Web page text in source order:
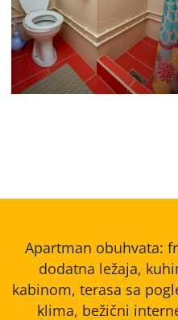
Apartman obuhvata:
dodatna ležaja,
kabinom, terasa sa
klima, bežični